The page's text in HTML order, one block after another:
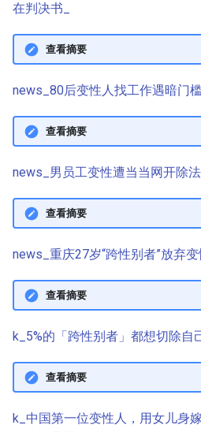
在判决书_
查看摘要
news_80后变性人找工作遇暗门
查看摘要
news_男员工变性遭当当网开除
查看摘要
news_重庆27岁“跨性别者”放弃
查看摘要
k_5%的「跨性别者」都想切除自
查看摘要
k_中国第一位变性人，用女儿身